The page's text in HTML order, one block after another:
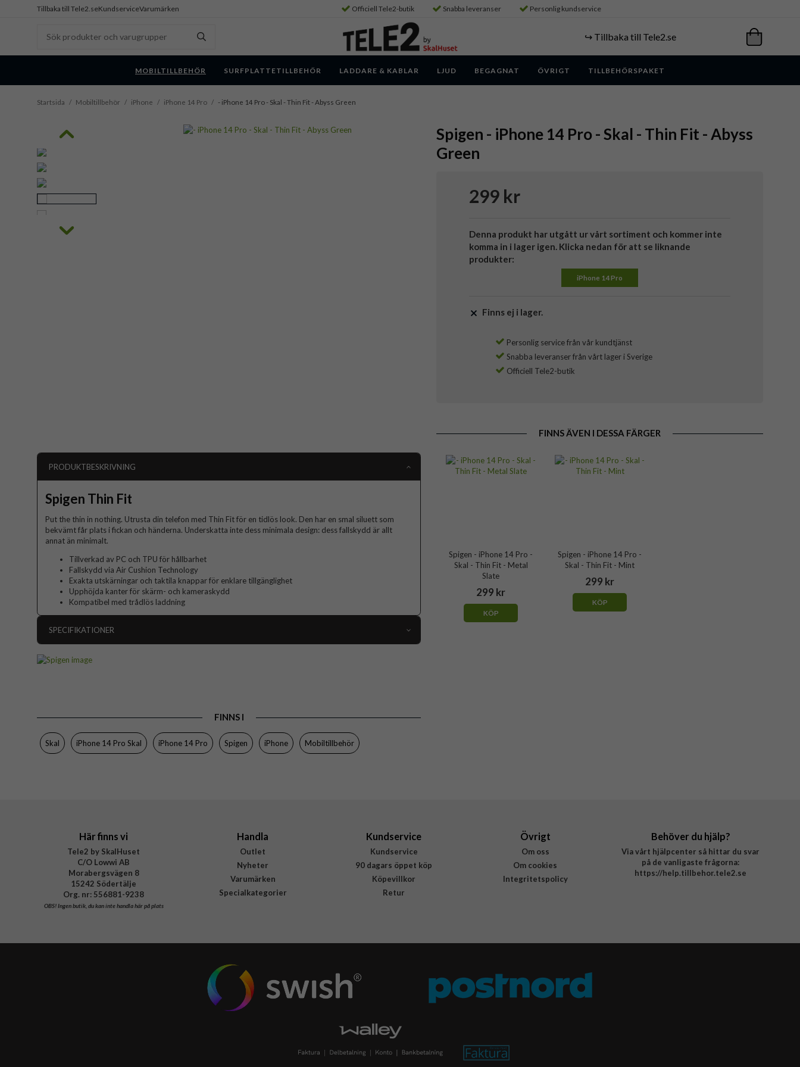
Tillbaka till Tele2.seKundserviceVarumärken Officiell Tele2-butik Snabba leveranser Personlig kundservice
↪️ Tillbaka till Tele2.se
MOBILTILLBEHÖR SURFPLATTETILLBEHÖR LADDARE & KABLAR LJUD BEGAGNAT ÖVRIGT TILLBEHÖRSPAKET
Startsida / Mobiltillbehör / iPhone / iPhone 14 Pro / - iPhone 14 Pro - Skal - Thin Fit - Abyss Green
Spigen - iPhone 14 Pro - Skal - Thin Fit - Abyss
Green
299 kr
Denna produkt har utgått ur vårt sortiment och kommer inte
komma in i lager igen. Klicka nedan för att se liknande
produkter:
iPhone 14 Pro
Finns ej i lager.
Personlig service från vår kundtjänst
Snabba leveranser från vårt lager i Sverige
Officiell Tele2-butik
FINNS ÄVEN I DESSA FÄRGER
Spigen - iPhone 14 Pro -
Skal - Thin Fit - Metal
Slate
299 kr
KÖP
Spigen - iPhone 14 Pro -
Skal - Thin Fit - Mint
299 kr
KÖP
PRODUKTBESKRIVNING
Spigen Thin Fit
Put the thin in nothing. Utrusta din telefon med Thin Fit för en tidlös look. Den har en smal siluett som
bekvämt får plats i fickan och händerna. Underskatta inte dess minimala design: dess fallskydd är allt
annat än minimalt.
Tillverkad av PC och TPU för hållbarhet
Fallskydd via Air Cushion Technology
Exakta utskärningar och taktila knappar för enklare tillgänglighet
Upphöjda kanter för skärm- och kameraskydd
Kompatibel med trådlös laddning
SPECIFIKATIONER
Material
Hårdplast (PC), Mjukplast (TPU)
FINNS I
Skal iPhone 14 Pro Skal iPhone 14 Pro Spigen iPhone Mobiltillbehör
Här finns vi
Tele2 by SkalHuset
C/O Lowwi AB
Morabergsvägen 8
15242 Södertälje
Org. nr: 556881-9238
OBS!Ingen butik, du kan inte handla här på plats
Handla
Outlet
Nyheter
Varumärken
Specialkategorier
Kundservice
Kundservice
90 dagars öppet köp
Köpevillkor
Retur
Övrigt
Om oss
Om cookies
Integritetspolicy
Behöver du hjälp?
Via vårt hjälpcenter så hittar du svar
på de vanligaste frågorna:
https://help.tillbehor.tele2.se